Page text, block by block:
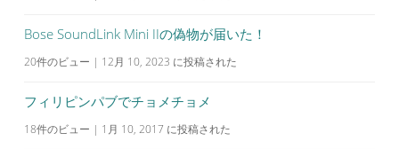
Bose SoundLink Mini IIの偽物が届いた！
20件のビュー | 12月 10, 2023 に投稿された
フィリピンパブでチョメチョメ
18件のビュー | 1月 10, 2017 に投稿された